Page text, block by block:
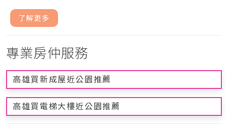
了解更多
專業房仲服務
高雄買新成屋近公園推薦
高雄買電梯大樓近公園推薦